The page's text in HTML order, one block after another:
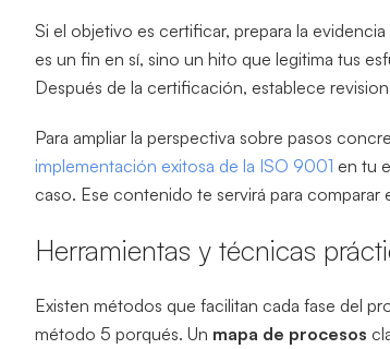
Si el objetivo es certificar, prepara la
es un fin en sí, sino un hito que legitima tus
Después de la certificación, establece
Para ampliar la perspectiva sobre pasos
implementación exitosa de la ISO 9001 en tu
caso. Ese contenido te servirá para
Herramientas y técnicas
Existen métodos que facilitan cada fase del
método 5 porqués. Un mapa de procesos